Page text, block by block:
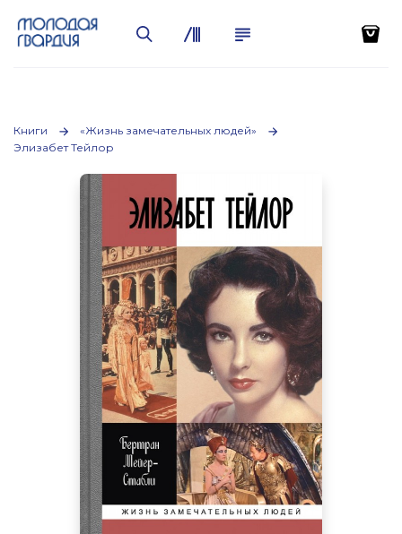
Книги
«Жизнь замечательных людей»
Элизабет Тейлор